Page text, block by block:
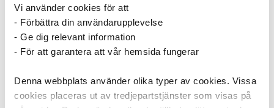
Vi använder cookies för att
- Förbättra din användarupplevelse
- Ge dig relevant information
- För att garantera att vår hemsida fungerar
Denna webbplats använder olika typer av cookies. Vissa
cookies placeras ut av tredjepartstjänster som visas på
Kensington 13,3″ Laptop